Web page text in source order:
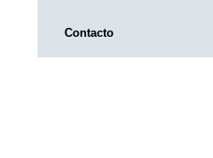
Contacto